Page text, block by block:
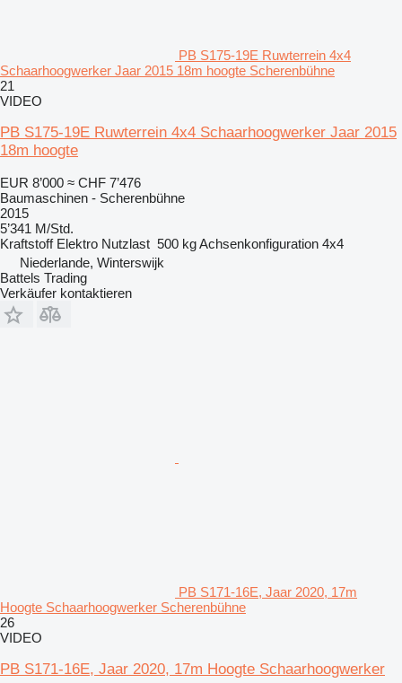
PB S175-19E Ruwterrein 4x4
Schaarhoogwerker Jaar 2015 18m hoogte Scherenbühne
21
VIDEO
PB S175-19E Ruwterrein 4x4 Schaarhoogwerker Jaar 2015
18m hoogte
EUR 8’000 ≈ CHF 7’476
Baumaschinen - Scherenbühne
2015
5’341 M/Std.
Kraftstoff Elektro Nutzlast 500 kgAchsenkonfiguration 4x4
Niederlande, Winterswijk
Battels Trading
Verkäufer kontaktieren
PB S171-16E, Jaar 2020, 17m
Hoogte Schaarhoogwerker Scherenbühne
26
VIDEO
PB S171-16E, Jaar 2020, 17m Hoogte Schaarhoogwerker